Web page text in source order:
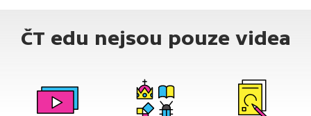
ČT edu nejsou pouze videa